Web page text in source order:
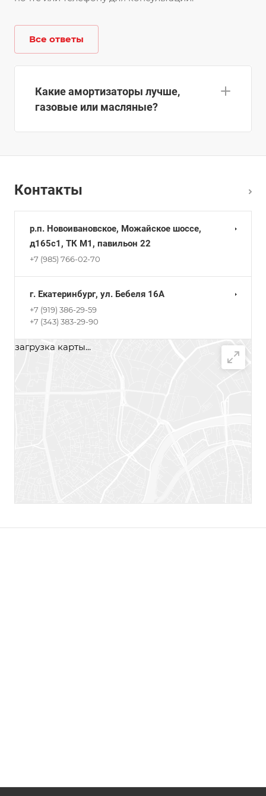
Все ответы
Какие амортизаторы лучше,
газовые или масляные?
Контакты
р.п. Новоивановское, Можайское шоссе,
д165с1, ТК М1, павильон 22
+7 (985) 766-02-70
г. Екатеринбург, ул. Бебеля 16А
+7 (919) 386-29-59
+7 (343) 383-29-90
загрузка карты...